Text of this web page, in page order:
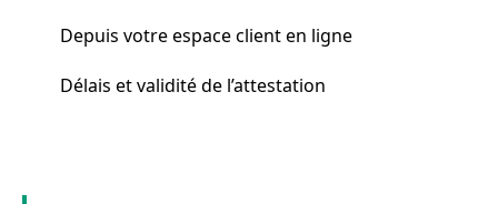
Depuis votre espace client en ligne
Délais et validité de l’attestation